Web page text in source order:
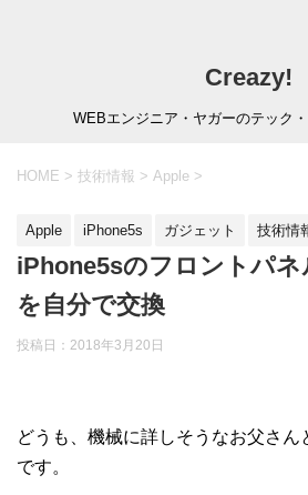
Creazy!
WEBエンジニア・ヤガーのテック
HOME > 技術情報 > Apple >
Apple iPhone5s ガジェット 技術情
iPhone5sのフロントパ
を自分で交換
投稿日： 2018年3月20日
どうも、機械に詳しそうなお父さん
です。